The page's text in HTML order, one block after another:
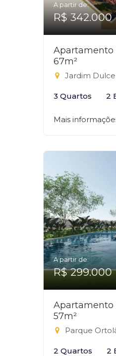
A partir de:
R$ 342.000
Apartamento
67m²
Jardim Dulce
3 Quartos 2
Mais
A partir de:
R$ 299.000
Apartamento
57m²
Parque
2 Quartos 2